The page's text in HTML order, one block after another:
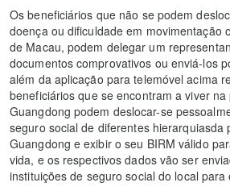
Os beneficiários que não se podem
doença ou dificuldade em movimentação
de Macau, podem delegar um
documentos comprovativos ou enviá-los
além da aplicação para telemóvel acima
beneficiários que se encontram a viver
Guangdong podem deslocar-se
seguro social de diferentes hierarquiasda
Guangdong e exibir o seu BIRM válido
vida, e os respectivos dados vão ser
instituições de seguro social do local para